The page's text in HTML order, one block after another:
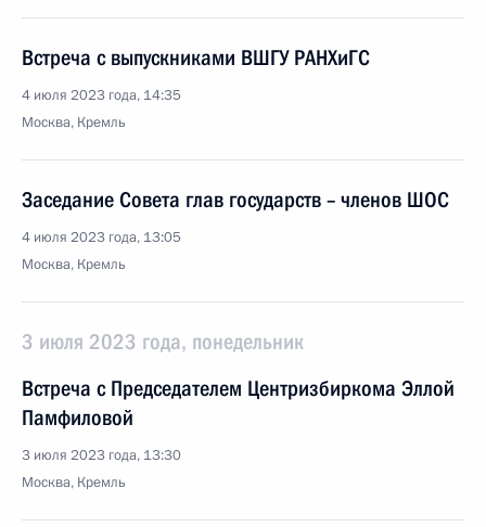
Встреча с выпускниками ВШГУ РАНХиГС
4 июля 2023 года, 14:35
Москва, Кремль
Заседание Совета глав государств – членов ШОС
4 июля 2023 года, 13:05
Москва, Кремль
3 июля 2023 года, понедельник
Встреча с Председателем Центризбиркома Эллой
Памфиловой
3 июля 2023 года, 13:30
Москва, Кремль